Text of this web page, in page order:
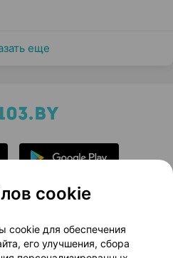
еще
Новости проекта
Медицинский маркетинг
cookie
cookie для обеспечения
его улучшения, сбора